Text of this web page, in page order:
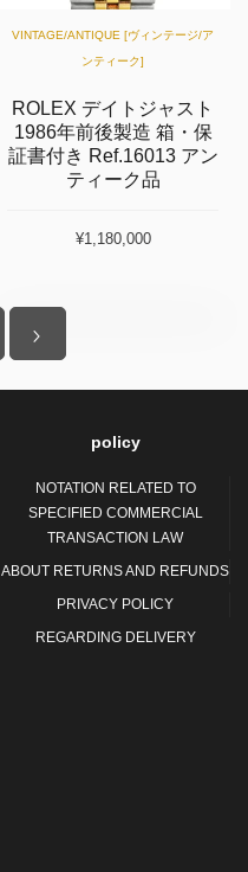
VINTAGE/ANTIQUE [ヴィンテージ/ア
ンティーク]
ROLEX デイトジャスト
1986年前後製造 箱・保
証書付き Ref.16013 アン
ティーク品
¥1,180,000
policy
NOTATION RELATED TO
SPECIFIED COMMERCIAL
TRANSACTION LAW
ABOUT RETURNS AND REFUNDS
PRIVACY POLICY
REGARDING DELIVERY